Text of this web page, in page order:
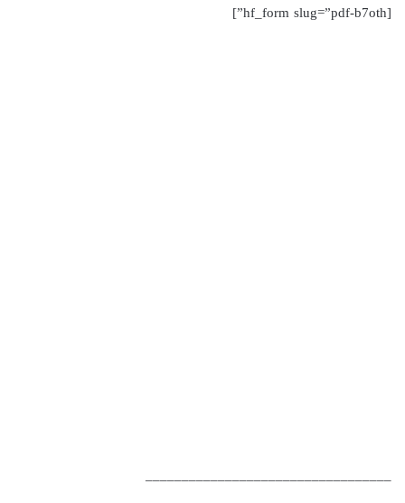
[hf_form slug=”pdf-b7oth”]
__________________________________